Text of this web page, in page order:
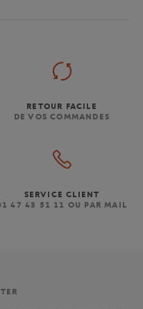
RETOUR FACILE
DE VOS COMMANDES
SERVICE CLIENT
47 43 51 11 OU PAR MAIL